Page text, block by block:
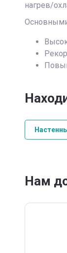
нагрев/
Нам